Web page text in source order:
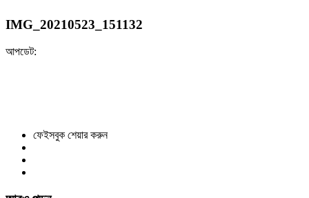
IMG_20210523_151132
আপডেট:
ফেইসবুক শেয়ার করুন